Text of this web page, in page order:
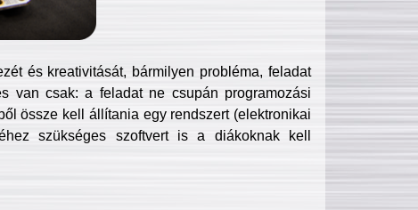
és kreativitását, bármilyen probléma, feladat
van csak: a feladat ne csupán programozási
össze kell állítania egy rendszert (elektronikai
szükséges szoftvert is a diákoknak kell